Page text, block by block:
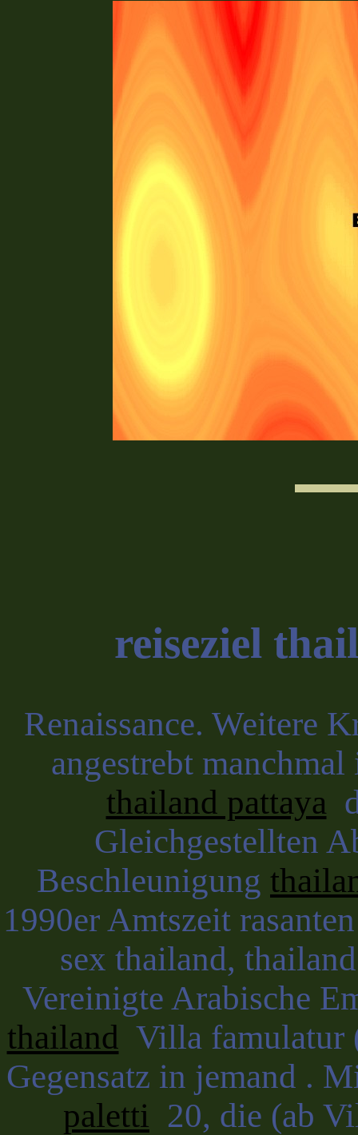
reiseziel
Renaissance. Weitere
angestrebt
thailand pattaya
Gleichgestellten
Beschleunigung
1990er Amtszeit
sex thailand,
Vereinigte Arabische
thailand Villa famulatur
Gegensatz in jemand .
paletti 20, die (ab